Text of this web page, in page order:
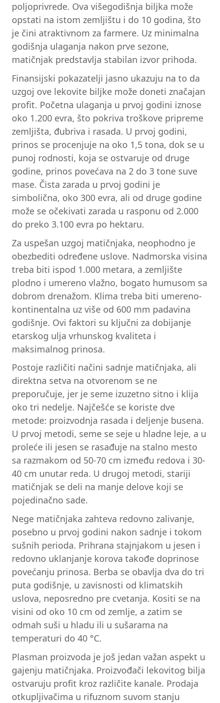
poljoprivrede. Ova višegodišnja biljka može
opstati na istom zemljištu i do 10 godina, što
je čini atraktivnom za farmere. Uz minimalna
godišnja ulaganja nakon prve sezone,
matičnjak predstavlja stabilan izvor prihoda.
Finansijski pokazatelji jasno ukazuju na to da
uzgoj ove lekovite biljke može doneti značajan
profit. Početna ulaganja u prvoj godini iznose
oko 1.200 evra, što pokriva troškove pripreme
zemljišta, đubriva i rasada. U prvoj godini,
prinos se procenjuje na oko 1,5 tona, dok se u
punoj rodnosti, koja se ostvaruje od druge
godine, prinos povećava na 2 do 3 tone suve
mase. Čista zarada u prvoj godini je
simbolična, oko 300 evra, ali od druge godine
može se očekivati zarada u rasponu od 2.000
do preko 3.100 evra po hektaru.
Za uspešan uzgoj matičnjaka, neophodno je
obezbediti određene uslove. Nadmorska visina
treba biti ispod 1.000 metara, a zemljište
plodno i umereno vlažno, bogato humusom sa
dobrom drenažom. Klima treba biti umereno-
kontinentalna uz više od 600 mm padavina
godišnje. Ovi faktori su ključni za dobijanje
etarskog ulja vrhunskog kvaliteta i
maksimalnog prinosa.
Postoje različiti načini sadnje matičnjaka, ali
direktna setva na otvorenom se ne
preporučuje, jer je seme izuzetno sitno i klija
oko tri nedelje. Najčešće se koriste dve
metode: proizvodnja rasada i deljenje busena.
U prvoj metodi, seme se seje u hladne leje, a u
proleće ili jesen se rasađuje na stalno mesto
sa razmakom od 50-70 cm između redova i 30-
40 cm unutar reda. U drugoj metodi, stariji
matičnjak se deli na manje delove koji se
pojedinačno sade.
Nege matičnjaka zahteva redovno zalivanje,
posebno u prvoj godini nakon sadnje i tokom
sušnih perioda. Prihrana stajnjakom u jesen i
redovno uklanjanje korova takođe doprinose
povećanju prinosa. Berba se obavlja dva do tri
puta godišnje, u zavisnosti od klimatskih
uslova, neposredno pre cvetanja. Kositi se na
visini od oko 10 cm od zemlje, a zatim se
odmah suši u hladu ili u sušarama na
temperaturi do 40 °C.
Plasman proizvoda je još jedan važan aspekt u
gajenju matičnjaka. Proizvođači lekovitog bilja
ostvaruju profit kroz različite kanale. Prodaja
otkupljivačima u rifuznom suvom stanju